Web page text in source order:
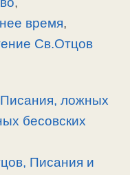
время,
Св.Отцов
ложных
бесовских
Писания и